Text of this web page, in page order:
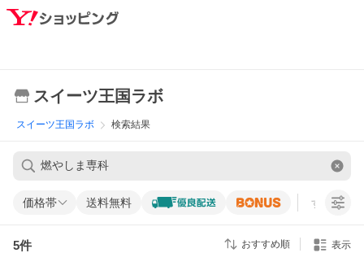
スイーツ王国ラボ
スイーツ王国ラボ 検索結果
価格帯 送料無料 すべての条
5件 おすすめ順 表示